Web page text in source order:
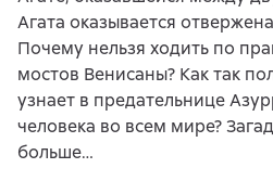
Агата оказывается
Почему нельзя ходить по
мостов Венисаны? Как так
узнает в предательнице
человека во всем мире?
больше…